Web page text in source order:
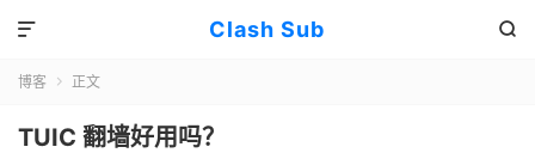
Clash Sub 

博客  正文
TUIC 翻墙好用吗？